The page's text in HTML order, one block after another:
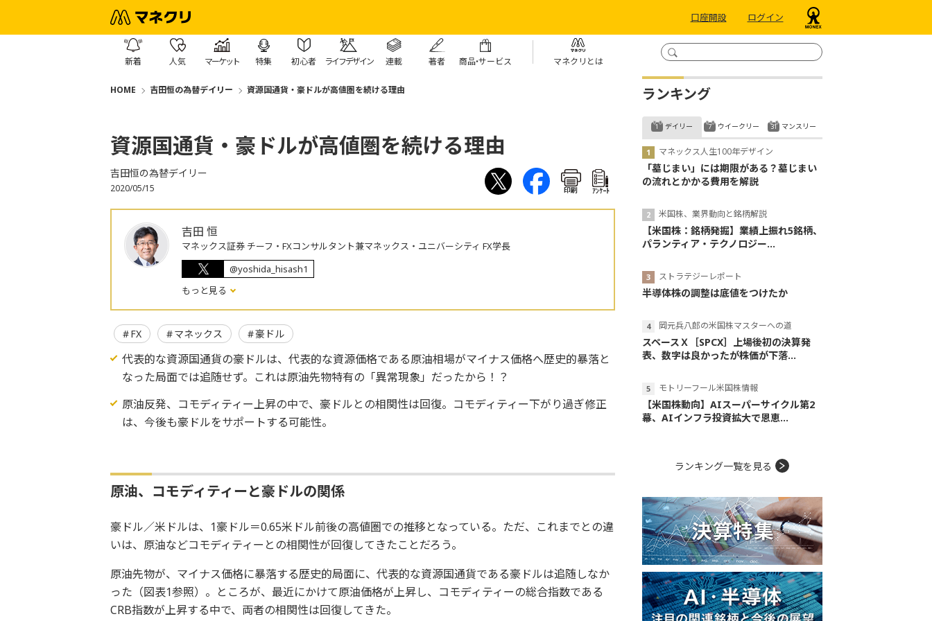
口座開設 ログイン
新着 人気 マーケット 特集 初心者 ライフデザイン 連載 著者 商品・サービス マネクリとは
HOME 吉田恒の為替デイリー 資源国通貨・豪ドルが高値圏を続ける理由
資源国通貨・豪ドルが高値圏を続ける理由
吉田恒の為替デイリー
2020/05/15 印刷 ｱﾝｹｰﾄ
吉田 恒
マネックス証券 チーフ・FXコンサルタント兼マネックス・ユニバーシティ FX学長
@yoshida_hisash1
もっと見る
FX マネックス 豪ドル
代表的な資源国通貨の豪ドルは、代表的な資源価格である原油相場がマイナス価格へ歴史的暴落と
なった局面では追随せず。これは原油先物特有の「異常現象」だったから！？
原油反発、コモディティー上昇の中で、豪ドルとの相関性は回復。コモディティー下がり過ぎ修正
は、今後も豪ドルをサポートする可能性。
原油、コモディティーと豪ドルの関係
豪ドル／米ドルは、1豪ドル＝0.65米ドル前後の高値圏での推移となっている。ただ、これまでとの違
いは、原油などコモディティーとの相関性が回復してきたことだろう。
原油先物が、マイナス価格に暴落する歴史的局面に、代表的な資源国通貨である豪ドルは追随しなか
った（図表1参照）。ところが、最近にかけて原油価格が上昇し、コモディティーの総合指数である
CRB指数が上昇する中で、両者の相関性は回復してきた。
ランキング
デイリー
マネックス人生100年デザイン
「墓じまい」には期限がある？墓じまい
の流れとかかる費用を解説
米国株、業界動向と銘柄解説
【米国株：銘柄発掘】業績上振れ5銘柄、
パランティア・テクノロジー...
ストラテジーレポート
半導体株の調整は底値をつけたか
岡元兵八郎の米国株マスターへの道
スペースＸ［SPCX］上場後初の決算発
表、数字は良かったが株価が下落...
モトリーフール米国株情報
【米国株動向】AIスーパーサイクル第2
幕、AIインフラ投資拡大で恩恵...
ウイークリー マンスリー
ランキング一覧を見る